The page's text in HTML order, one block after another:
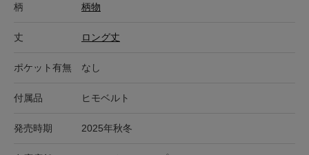
柄 柄物
丈 ロング丈
ポケット有無 なし
付属品 ヒモベルト
発売時期 2025年秋冬